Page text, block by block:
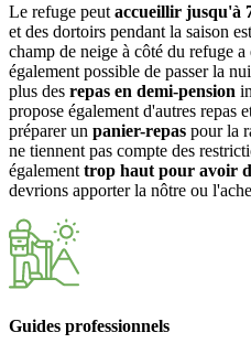
Le refuge peut accueillir jusqu'à
et des dortoirs pendant la saison
champ de neige à côté du refuge
également possible de passer la
plus des repas en demi-pension
propose également d'autres repas
préparer un panier-repas pour la
ne tiennent pas compte des
également trop haut pour avoir
devrions apporter la nôtre ou
Guides professionnels